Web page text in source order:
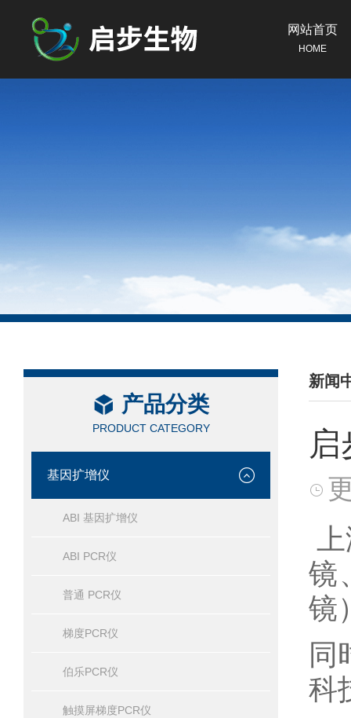
网站首页
HOME
产品分类
PRODUCT CATEGORY
基因扩增仪
ABI 基因扩增仪
ABI PCR仪
普通 PCR仪
梯度PCR仪
伯乐PCR仪
触摸屏梯度PCR仪
新闻
/
镜
镜
同
科